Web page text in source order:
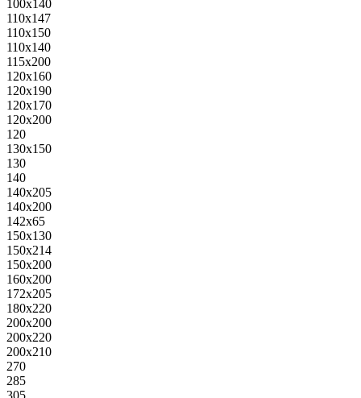
100х140
110х147
110х150
110х140
115х200
120х160
120х190
120х170
120х200
120
130х150
130
140
140х205
140х200
142х65
150х130
150х214
150х200
160х200
172х205
180х220
200х200
200х220
200х210
270
285
305